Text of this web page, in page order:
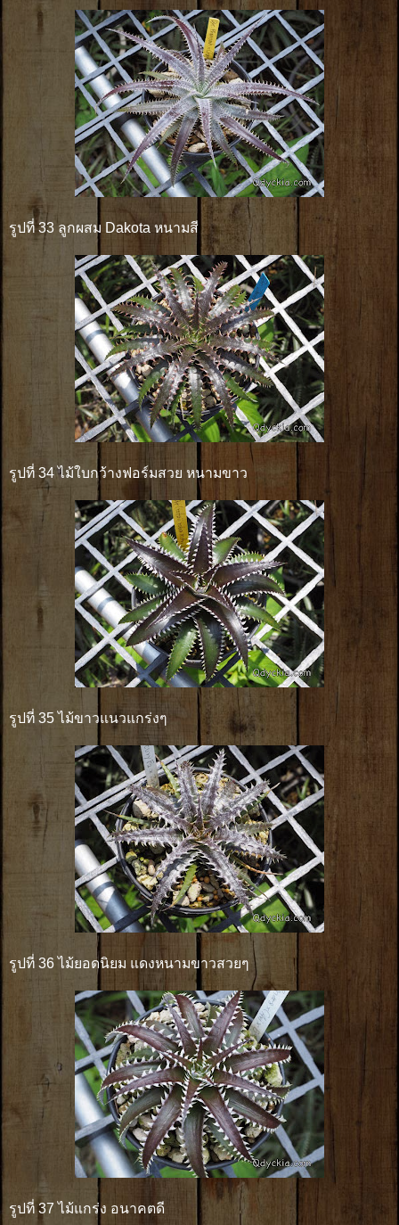
รูปที่ 33 ลูกผสม Dakota หนามสี
รูปที่ 34 ไม้ใบกว้างฟอร์มสวย หนามขาว
รูปที่ 35 ไม้ขาวแนวแกร่งๆ
รูปที่ 36 ไม้ยอดนิยม แดงหนามขาวสวยๆ
รูปที่ 37 ไม้แกร่ง อนาคตดี